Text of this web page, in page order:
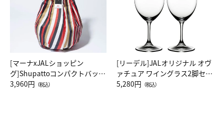
[マーナxJALショッピン
グ]Shupattoコンパクトバッグ
Drop JAL客室乗務員（LC）ス
3,960円 （税込）
[リーデル]JALオリジナル オヴ
ァチュア ワイングラス2脚セッ
ト（レッドワイン）
5,280円 （税込）